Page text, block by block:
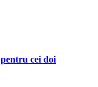
cei doi